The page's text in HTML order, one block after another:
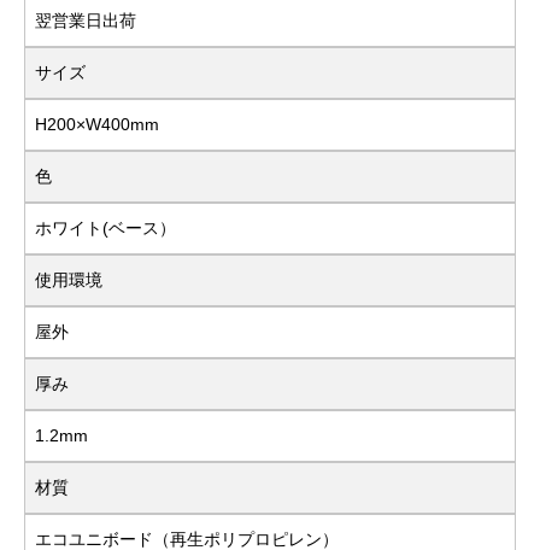
翌営業日出荷
サイズ
H200×W400mm
色
ホワイト(ベース）
使用環境
屋外
厚み
1.2mm
材質
エコユニボード（再生ポリプロピレン）